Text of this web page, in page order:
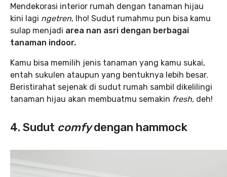
Mendekorasi interior rumah dengan tanaman hijau
kini lagi ngetren, lho! Sudut rumahmu pun bisa kamu
sulap menjadi area nan asri dengan berbagai
tanaman indoor.
Kamu bisa memilih jenis tanaman yang kamu sukai,
entah sukulen ataupun yang bentuknya lebih besar.
Beristirahat sejenak di sudut rumah sambil dikelilingi
tanaman hijau akan membuatmu semakin fresh, deh!
4. Sudut comfydengan hammock